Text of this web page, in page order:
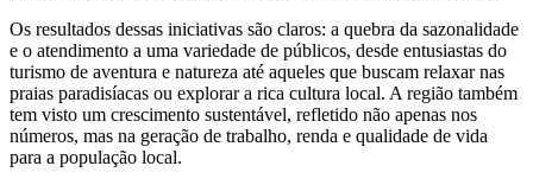
Os resultados dessas iniciativas são claros: a quebra da sazonalidade
e o atendimento a uma variedade de públicos, desde entusiastas do
turismo de aventura e natureza até aqueles que buscam relaxar nas
praias paradisíacas ou explorar a rica cultura local. A região também
tem visto um crescimento sustentável, refletido não apenas nos
números, mas na geração de trabalho, renda e qualidade de vida
para a população local.